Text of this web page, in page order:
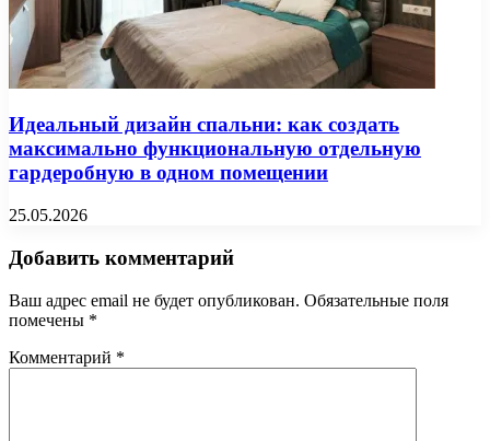
Идеальный дизайн спальни: как создать
максимально функциональную отдельную
гардеробную в одном помещении
25.05.2026
Добавить комментарий
Ваш адрес email не будет опубликован. Обязательные поля
помечены *
Комментарий *